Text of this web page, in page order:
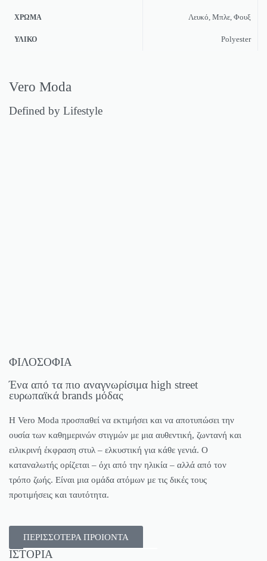
ΧΡΏΜΑ Λευκό, Μπλε, Φουξ
ΥΛΙΚΌ Polyester
Vero Moda
Defined by Lifestyle
ΦΙΛΟΣΟΦΙΑ
Ένα από τα πιο αναγνωρίσιμα high street
ευρωπαϊκά brands μόδας
Η Vero Moda προσπαθεί να εκτιμήσει και να αποτυπώσει την
ουσία των καθημερινών στιγμών με μια αυθεντική, ζωντανή και
ειλικρινή έκφραση στυλ – ελκυστική για κάθε γενιά. Ο
καταναλωτής ορίζεται – όχι από την ηλικία – αλλά από τον
τρόπο ζωής. Είναι μια ομάδα ατόμων με τις δικές τους
προτιμήσεις και ταυτότητα.
ΠΕΡΙΣΣΟΤΕΡΑ ΠΡΟΙΟΝΤΑ
ΙΣΤΟΡΙΑ